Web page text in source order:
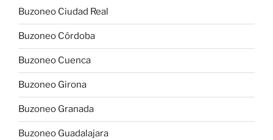
Buzoneo Ciudad Real
Buzoneo Córdoba
Buzoneo Cuenca
Buzoneo Girona
Buzoneo Granada
Buzoneo Guadalajara